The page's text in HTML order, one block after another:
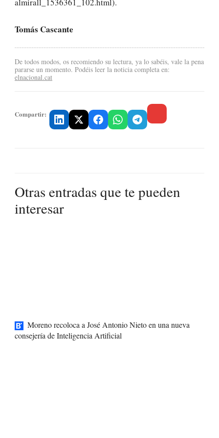
Tomás Cascante
De todos modos, os recomiendo su lectura, ya lo sabéis, vale la pena
pararse un momento. Podéis leer la noticia completa en:
elnacional.cat
Compartir:
Otras entradas que te pueden
interesar
Moreno recoloca a José Antonio Nieto en una nueva
consejería de Inteligencia Artificial